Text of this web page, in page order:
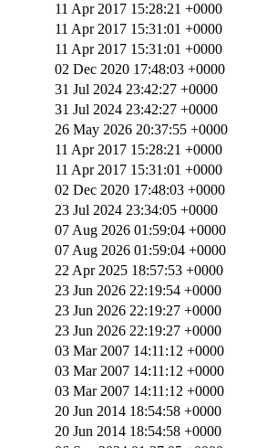
11 Apr 2017 15:28:21 +0000
11 Apr 2017 15:31:01 +0000
11 Apr 2017 15:31:01 +0000
02 Dec 2020 17:48:03 +0000
31 Jul 2024 23:42:27 +0000
31 Jul 2024 23:42:27 +0000
26 May 2026 20:37:55 +0000
11 Apr 2017 15:28:21 +0000
11 Apr 2017 15:31:01 +0000
02 Dec 2020 17:48:03 +0000
23 Jul 2024 23:34:05 +0000
07 Aug 2026 01:59:04 +0000
07 Aug 2026 01:59:04 +0000
22 Apr 2025 18:57:53 +0000
23 Jun 2026 22:19:54 +0000
23 Jun 2026 22:19:27 +0000
23 Jun 2026 22:19:27 +0000
03 Mar 2007 14:11:12 +0000
03 Mar 2007 14:11:12 +0000
03 Mar 2007 14:11:12 +0000
20 Jun 2014 18:54:58 +0000
20 Jun 2014 18:54:58 +0000